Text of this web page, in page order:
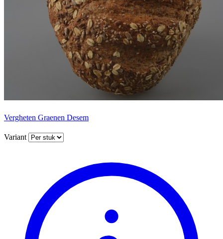
Vergheten Graenen Desem
Variant